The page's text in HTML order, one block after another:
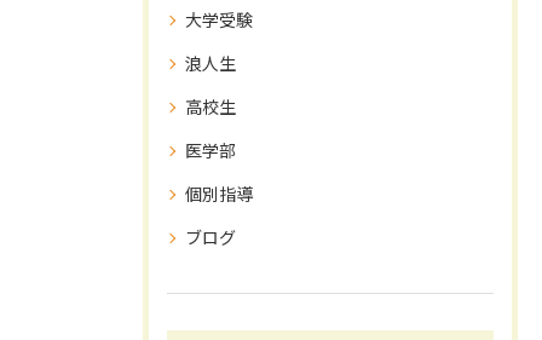
大学受験
浪人生
高校生
医学部
個別指導
ブログ